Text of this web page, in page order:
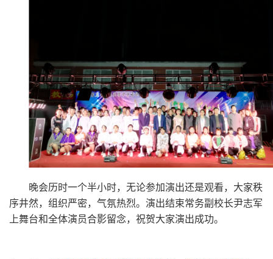
晚会历时一个半小时，无论参加演出还是观看，大家秩
序井然，组织严密，气氛热烈。演出结束常务副校长尹志军
上舞台和全体演员合影留念，祝贺大家演出成功。